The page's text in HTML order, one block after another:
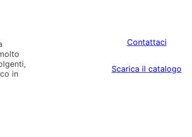
in
Contattaci
Scarica il catalogo